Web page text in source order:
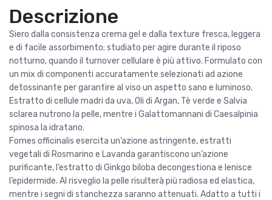
i
n
a
l
e
e
r
a
:
3
5
,
0
0
a
l
e
è
:
2
5
,
0
0
€
Lavanda
30ml
quantità
Descrizione
Siero dalla consistenza crema gel e dalla texture fresca, leggera
e di facile assorbimento; studiato per agire durante il riposo
notturno, quando il turnover cellulare è più attivo. Formulato con
un mix di componenti accuratamente selezionati ad azione
detossinante per garantire al viso un aspetto sano e luminoso.
Estratto di cellule madri da uva, Oli di Argan, Tè verde e Salvia
sclarea nutrono la pelle, mentre i Galattomannani di Caesalpinia
spinosa la idratano.
Fomes officinalis esercita un’azione astringente, estratti
vegetali di Rosmarino e Lavanda garantiscono un’azione
purificante, l’estratto di Ginkgo biloba decongestiona e lenisce
l’epidermide. Al risveglio la pelle risulterà più radiosa ed elastica,
mentre i segni di stanchezza saranno attenuati. Adatto a tutti i